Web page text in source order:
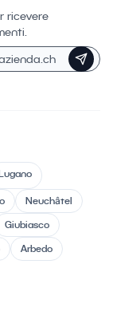
ricevere
Neuchâtel
Giubiasco
Arbedo